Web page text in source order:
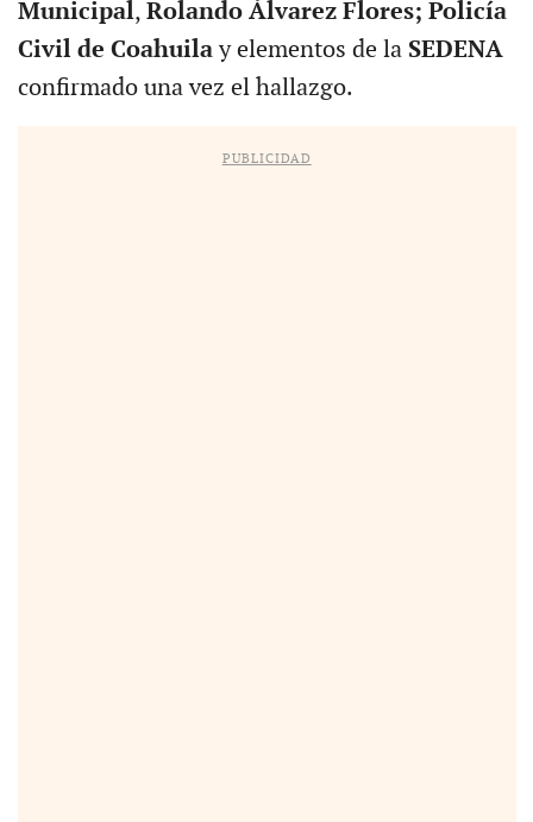
Municipal, Rolando Álvarez Flores; Policía
Civil de Coahuilay elementos de la SEDENA
confirmado una vez el hallazgo.
PUBLICIDAD